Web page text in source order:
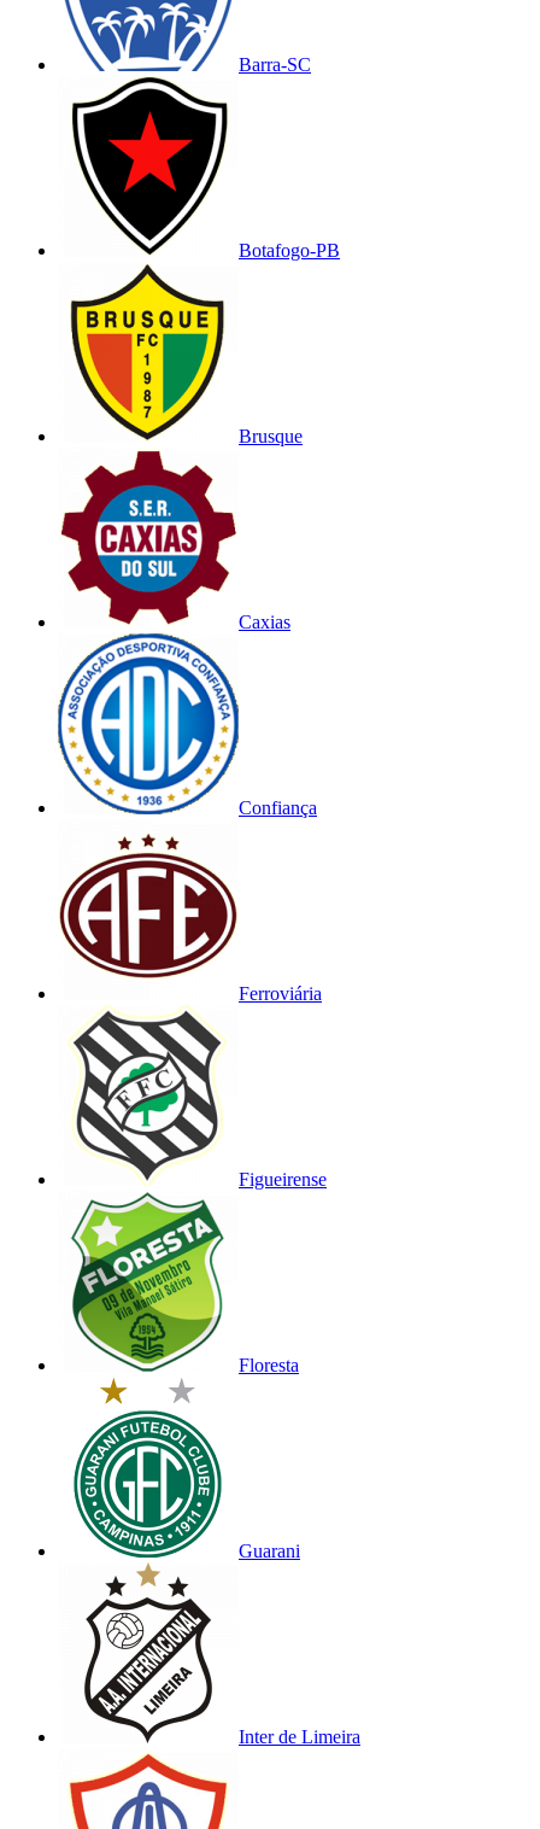
Barra-SC
Botafogo-PB
Brusque
Caxias
Confiança
Ferroviária
Figueirense
Floresta
Guarani
Inter de Limeira